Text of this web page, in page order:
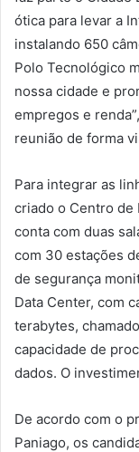
ótica para levar a
instalando 650
Polo Tecnológico
nossa cidade e
empregos e
reunião de forma
Para integrar as
criado o Centro de
conta com duas
com 30 estações
de segurança
Data Center, com
terabytes,
capacidade de
dados. O
De acordo com o
Paniago, os